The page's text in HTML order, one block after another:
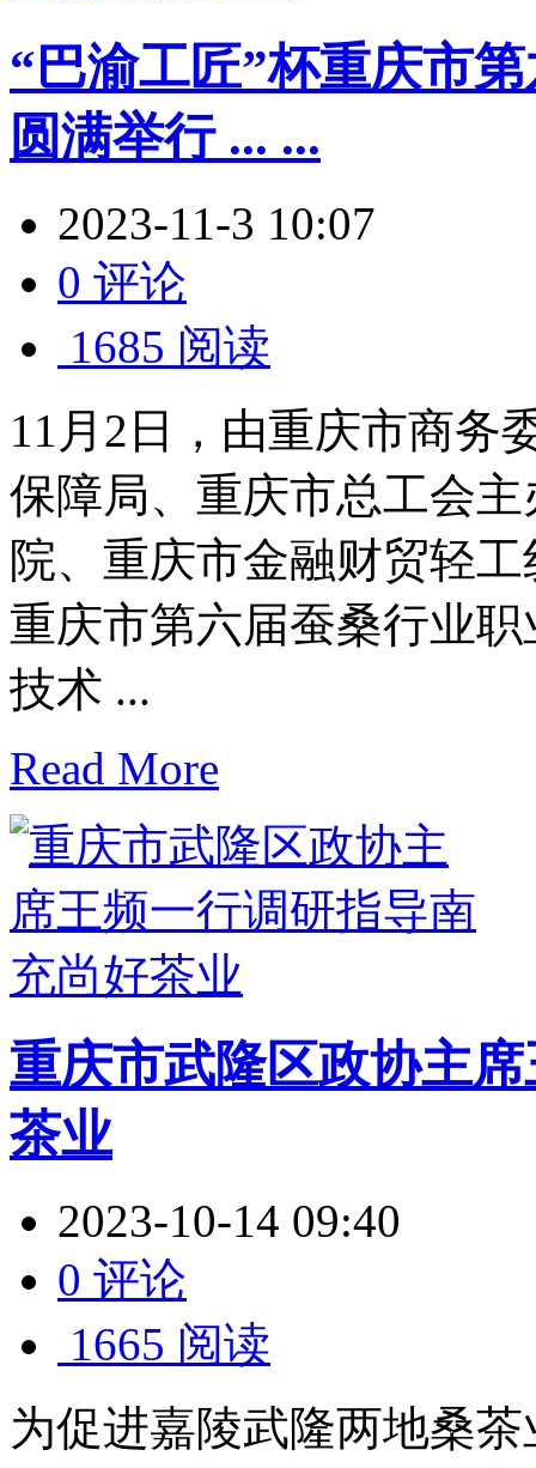
“巴渝工匠”杯重庆市
圆满举行 ... ...
2023-11-3 10:07
0 评论
1685 阅读
11月2日，由重庆市商务
保障局、重庆市总工会
院、重庆市金融财贸轻
重庆市第六届蚕桑行业
技术 ...
Read More
重庆市武隆区政协主
茶业
2023-10-14 09:40
0 评论
1665 阅读
为促进嘉陵武隆两地桑